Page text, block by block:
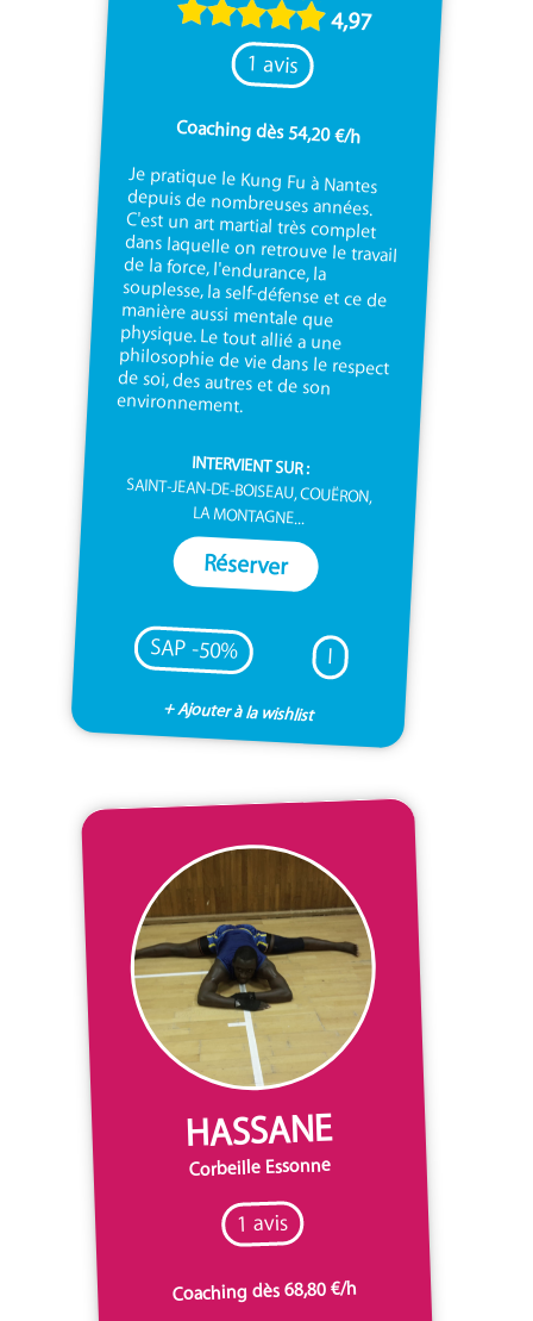
4,97
1 avis
Coaching dès 54,20 €/h
Je pratique le Kung Fu à Nantes
depuis de nombreuses années.
C'est un art martial très complet
dans laquelle on retrouve le travail
de la force, l'endurance, la
souplesse, la self-défense et ce de
manière aussi mentale que
physique. Le tout allié a une
philosophie de vie dans le respect
de soi, des autres et de son
environnement.
INTERVIENT SUR :
SAINT-JEAN-DE-BOISEAU, COUËRON,
LA MONTAGNE...
Réserver
SAP -50% I
+ Ajouter à la wishlist
HASSANE
Corbeille Essonne
1 avis
Coaching dès 68,80 €/h